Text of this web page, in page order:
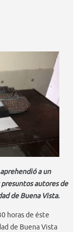
a un
autores de
de Buena Vista.
horas de éste
de Buena Vista